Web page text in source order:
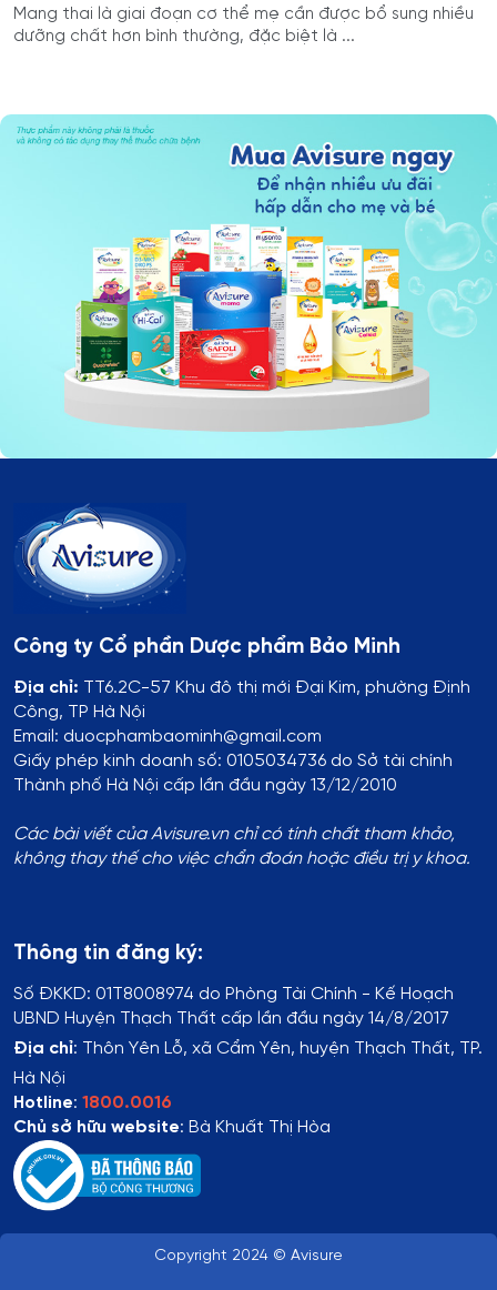
Mang thai là giai đoạn cơ thể mẹ cần được bổ sung nhiều
dưỡng chất hơn bình thường, đặc biệt là ...
Công ty Cổ phần Dược phẩm Bảo Minh
Địa chỉ: TT6.2C-57 Khu đô thị mới Đại Kim, phường Định
Công, TP Hà Nội
Email: duocphambaominh@gmail.com
Giấy phép kinh doanh số: 0105034736 do Sở tài chính
Thành phố Hà Nội cấp lần đầu ngày 13/12/2010
Các bài viết của Avisure.vn chỉ có tính chất tham khảo,
không thay thế cho việc chẩn đoán hoặc điều trị y khoa.
Thông tin đăng ký:
Số ĐKKD: 01T8008974 do Phòng Tài Chính - Kế Hoạch
UBND Huyện Thạch Thất cấp lần đầu ngày 14/8/2017
Địa chỉ: Thôn Yên Lỗ, xã Cẩm Yên, huyện Thạch Thất, TP.
Hà Nội
Hotline: 1800.0016
Chủ sở hữu website: Bà Khuất Thị Hòa
Copyright 2024 © Avisure